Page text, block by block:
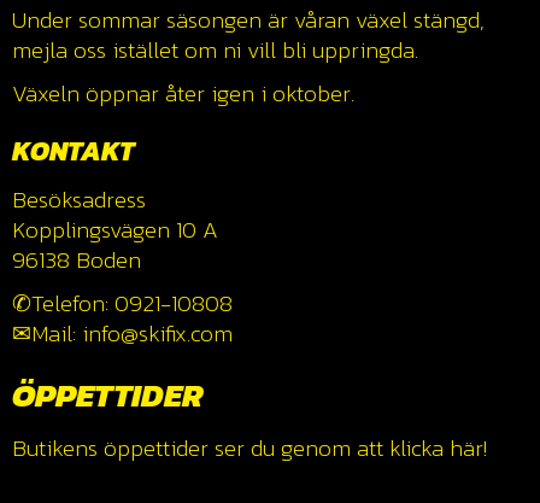
Under sommar säsongen är våran växel stängd,
mejla oss istället om ni vill bli uppringda.
Växeln öppnar åter igen i oktober.
KONTAKT
Besöksadress
Kopplingsvägen 10 A
96138 Boden
✆Telefon: 0921-10808
✉Mail: info@skifix.com
ÖPPETTIDER
Butikens öppettider ser du genom att klicka här!